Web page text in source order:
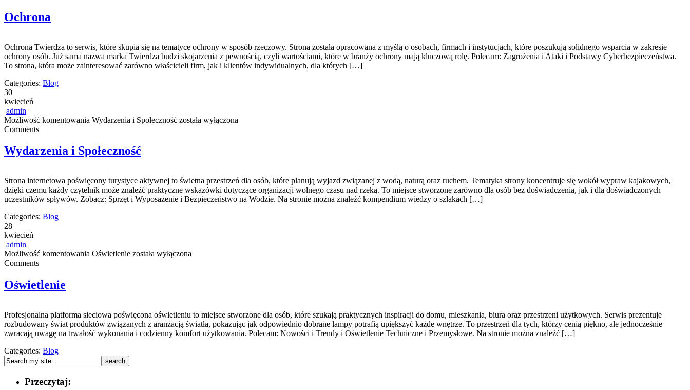
Ochrona
Ochrona Twierdza to serwis, które skupia się na tematyce ochrony w sposób rzeczowy. Strona została opracowana z myślą o osobach, firmach i instytucjach, które poszukują solidnego wsparcia w zakresie
ochrony osób. Już sama nazwa marka Twierdza budzi skojarzenia z pewnością, czyli wartościami, które w branży ochrony mają kluczową rolę. Polecam: Zagrożenia i Ataki i Podstawy Cyberbezpieczeństwa.
To strona, która może zainteresować zarówno właścicieli firm, jak i klientów indywidualnych, dla których […]
Categories: Blog
30
kwiecień
admin
Możliwość komentowania Wydarzenia i Społeczność została wyłączona
Comments
Wydarzenia i Społeczność
Strona internetowa poświęcony turystyce aktywnej to świetna przestrzeń dla osób, które planują wyjazd związanej z wodą, naturą oraz ruchem. Tematyka strony koncentruje się wokół wypraw kajakowych,
dzięki czemu każdy czytelnik może znaleźć praktyczne wskazówki dotyczące organizacji wolnego czasu nad rzeką. To miejsce stworzone zarówno dla osób bez doświadczenia, jak i dla doświadczonych
uczestników spływów. Zobacz: Sprzęt i Wyposażenie i Bezpieczeństwo na Wodzie. Na stronie można znaleźć kompendium wiedzy o szlakach […]
Categories: Blog
28
kwiecień
admin
Możliwość komentowania Oświetlenie została wyłączona
Comments
Oświetlenie
Profesjonalna platforma sieciowa poświęcona oświetleniu to miejsce stworzone dla osób, które szukają praktycznych inspiracji do domu, mieszkania, biura oraz przestrzeni użytkowych. Serwis prezentuje
rozbudowany świat produktów związanych z aranżacją światła, pokazując jak odpowiednio dobrane lampy potrafią upiększyć każde wnętrze. To przestrzeń dla tych, którzy cenią piękno, ale jednocześnie
zwracają uwagę na trwałość wykonania i codzienny komfort użytkowania. Polecam: Nowości i Trendy i Oświetlenie Techniczne i Przemysłowe. Na stronie można znaleźć […]
Categories: Blog
Przeczytaj: